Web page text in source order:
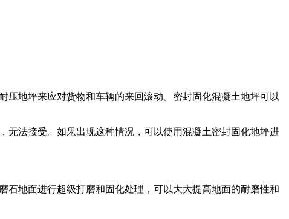
地坪来应对货物和车辆的来回滚动。密封固化混凝土地坪可以
无法接受。如果出现这种情况，可以使用混凝土密封固化地坪进
石地面进行超级打磨和固化处理，可以大大提高地面的耐磨性和